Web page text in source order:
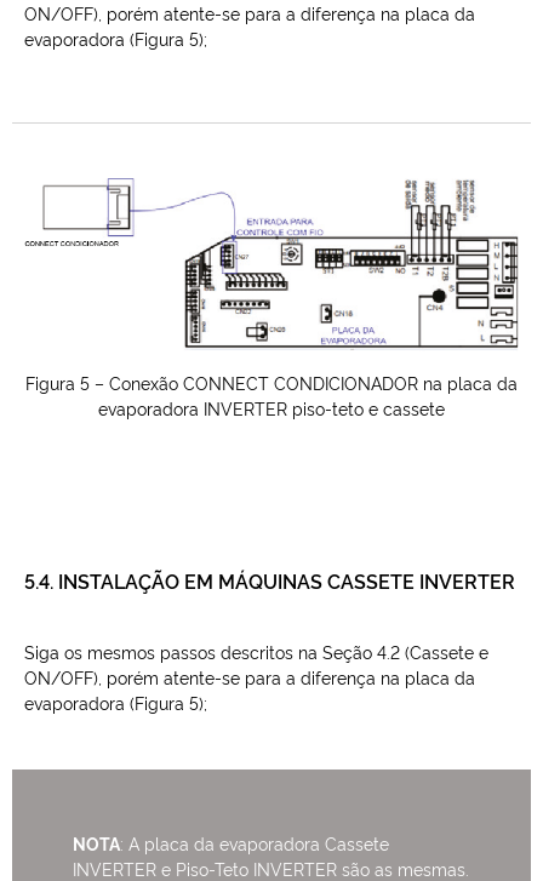
ON/OFF), porém atente-se para a diferença na placa da
evaporadora (Figura 5);
Figura 5 – Conexão CONNECT CONDICIONADOR na placa da
evaporadora INVERTER piso-teto e cassete
5.4. INSTALAÇÃO EM MÁQUINAS CASSETE INVERTER
Siga os mesmos passos descritos na Seção 4.2 (Cassete e
ON/OFF), porém atente-se para a diferença na placa da
evaporadora (Figura 5);
NOTA: A placa da evaporadora Cassete
INVERTER e Piso-Teto INVERTER são as mesmas.